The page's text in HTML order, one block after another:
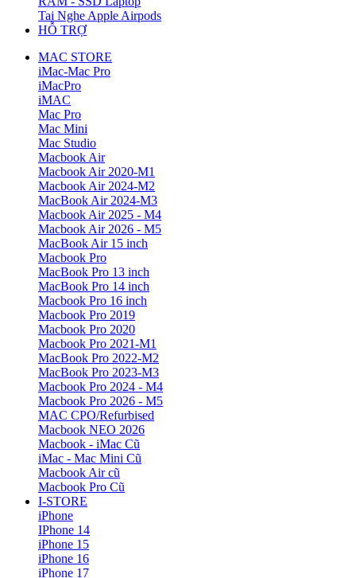
Tai Nghe Apple Airpods
HỖ TRỢ
MAC STORE
iMac-Mac Pro
iMacPro
iMAC
Mac Pro
Mac Mini
Mac Studio
Macbook Air
Macbook Air 2020-M1
Macbook Air 2024-M2
MacBook Air 2024-M3
Macbook Air 2025 - M4
Macbook Air 2026 - M5
MacBook Air 15 inch
Macbook Pro
MacBook Pro 13 inch
MacBook Pro 14 inch
Macbook Pro 16 inch
Macbook Pro 2019
Macbook Pro 2020
Macbook Pro 2021-M1
MacBook Pro 2022-M2
MacBook Pro 2023-M3
Macbook Pro 2024 - M4
Macbook Pro 2026 - M5
MAC CPO/Refurbised
Macbook NEO 2026
Macbook - iMac Cũ
iMac - Mac Mini Cũ
Macbook Air cũ
Macbook Pro Cũ
I-STORE
iPhone
IPhone 14
iPhone 15
iPhone 16
iPhone 17